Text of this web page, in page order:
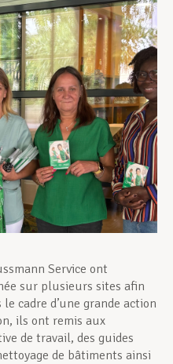
Service ont
sur plusieurs sites afin
cadre d’une grande action
ils ont remis aux
de travail, des guides
de bâtiments ainsi